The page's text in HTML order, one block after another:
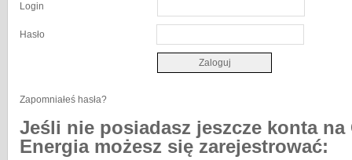
Login
Hasło
Zapomniałeś hasła?
Jeśli nie posiadasz jeszcze konta na
Energia możesz się zarejestrować: